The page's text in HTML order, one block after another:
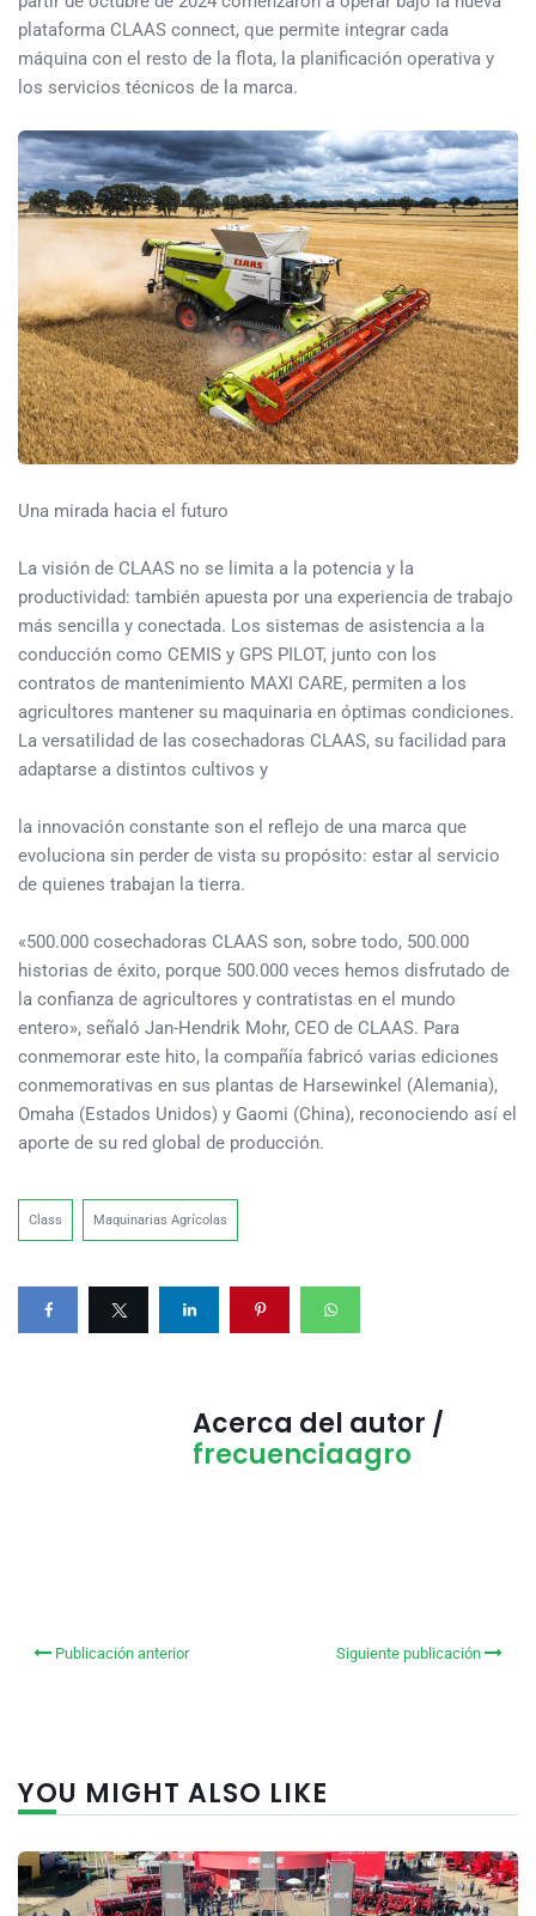
plataforma CLAAS connect, que permite integrar cada
máquina con el resto de la flota, la planificación operativa y
los servicios técnicos de la marca.
Una mirada hacia el futuro
La visión de CLAAS no se limita a la potencia y la
productividad: también apuesta por una experiencia de trabajo
más sencilla y conectada. Los sistemas de asistencia a la
conducción como CEMIS y GPS PILOT, junto con los
contratos de mantenimiento MAXI CARE, permiten a los
agricultores mantener su maquinaria en óptimas condiciones.
La versatilidad de las cosechadoras CLAAS, su facilidad para
adaptarse a distintos cultivos y
la innovación constante son el reflejo de una marca que
evoluciona sin perder de vista su propósito: estar al servicio
de quienes trabajan la tierra.
«500.000 cosechadoras CLAAS son, sobre todo, 500.000
historias de éxito, porque 500.000 veces hemos disfrutado de
la confianza de agricultores y contratistas en el mundo
entero», señaló Jan-Hendrik Mohr, CEO de CLAAS. Para
conmemorar este hito, la compañía fabricó varias ediciones
conmemorativas en sus plantas de Harsewinkel (Alemania),
Omaha (Estados Unidos) y Gaomi (China), reconociendo así el
aporte de su red global de producción.
Class Maquinarias Agrícolas
Acerca del autor /
frecuenciaagro
Publicación anterior Siguiente publicación
YOU MIGHT ALSO LIKE